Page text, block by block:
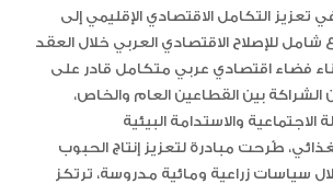
تعزيز التكامل الاقتصادي الإقليمي إلى
للإصلاح الاقتصادي العربي خلال العقد
فضاء اقتصادي عربي متكامل قادر على
الشراكة بين القطاعين العام والخاص،
طُرحت مبادرة لتعزيز إنتاج الحبوب
سياسات زراعية ومائية مدروسة، ترتكز